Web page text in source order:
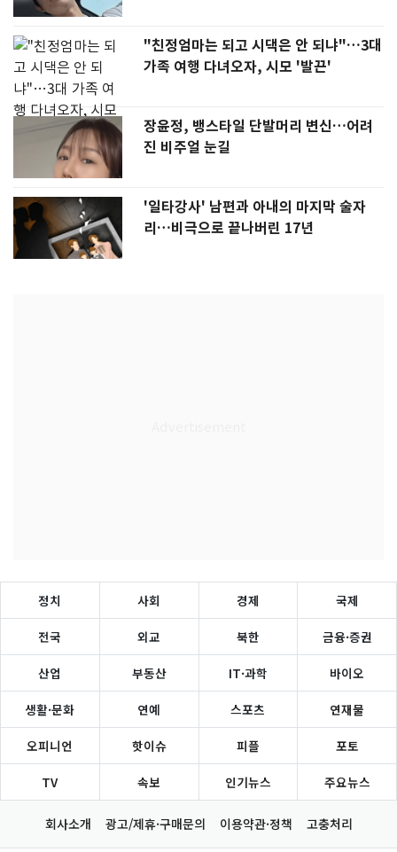
"친정엄마는 되고 시댁은 안 되냐"…3대
가족 여행 다녀오자, 시모 '발끈'
장윤정, 뱅스타일 단발머리 변신…어려
진 비주얼 눈길
'일타강사' 남편과 아내의 마지막 술자
리…비극으로 끝나버린 17년
정치 사회 경제 국제
전국 외교 북한 금융·증권
산업 부동산 IT·과학 바이오
생활·문화 연예 스포츠 연재물
오피니언 핫이슈 피플 포토
TV 속보 인기뉴스 주요뉴스
회사소개 광고/제휴·구매문의 이용약관·정책 고충처리